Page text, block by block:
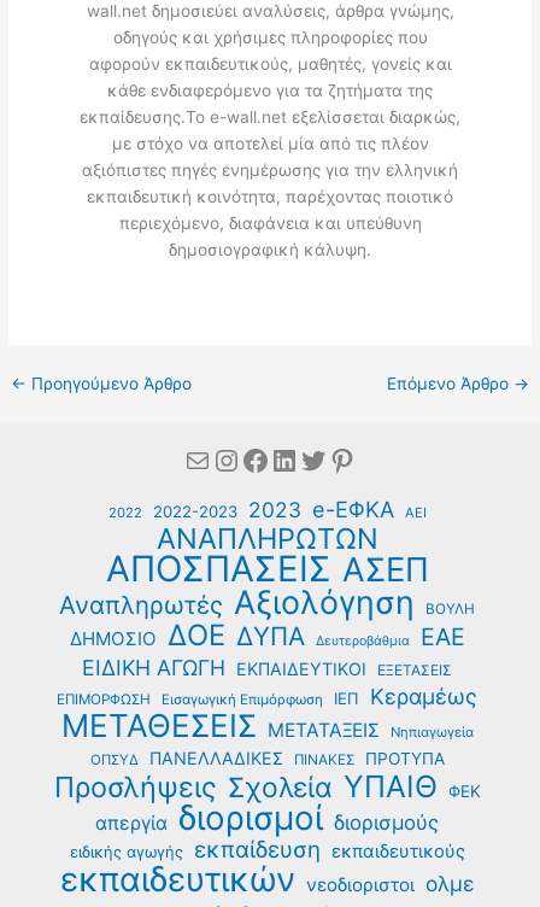
wall.net δημοσιεύει αναλύσεις, άρθρα γνώμης,
οδηγούς και χρήσιμες πληροφορίες που
αφορούν εκπαιδευτικούς, μαθητές, γονείς και
κάθε ενδιαφερόμενο για τα ζητήματα της
εκπαίδευσης.Το e-wall.net εξελίσσεται διαρκώς,
με στόχο να αποτελεί μία από τις πλέον
αξιόπιστες πηγές ενημέρωσης για την ελληνική
εκπαιδευτική κοινότητα, παρέχοντας ποιοτικό
περιεχόμενο, διαφάνεια και υπεύθυνη
δημοσιογραφική κάλυψη.
← Προηγούμενο Άρθρο Επόμενο Άρθρο →
MailInstagram
Facebook
Linkedin
Twitter
Pinterest
2022 2022-2023 2023 e-ΕΦΚΑ ΑΕΙ
ΑΝΑΠΛΗΡΩΤΩΝ
ΑΠΟΣΠΑΣΕΙΣ ΑΣΕΠ
Αναπληρωτές Αξιολόγηση ΒΟΥΛΗ
ΔΗΜΟΣΙΟ ΔΟΕ ΔΥΠΑ Δευτεροβάθμια ΕΑΕ
ΕΙΔΙΚΗ ΑΓΩΓΗ ΕΚΠΑΙΔΕΥΤΙΚΟΙ ΕΞΕΤΑΣΕΙΣ
ΕΠΙΜΟΡΦΩΣΗ Εισαγωγική Επιμόρφωση ΙΕΠ Κεραμέως
ΜΕΤΑΘΕΣΕΙΣ ΜΕΤΑΤΑΞΕΙΣ
Νηπιαγωγεία
ΟΠΣΥΔ
ΠΑΝΕΛΛΑΔΙΚΕΣ ΠΙΝΑΚΕΣ ΠΡΟΤΥΠΑ
Προσλήψεις Σχολεία ΥΠΑΙΘ ΦΕΚ
απεργία διορισμοί διορισμούς
ειδικής αγωγής εκπαίδευση εκπαιδευτικούς
εκπαιδευτικών νεοδιοριστοι ολμε